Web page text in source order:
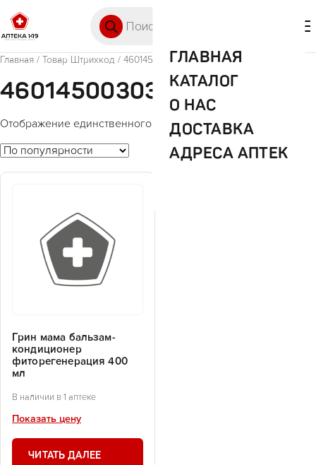
ГЛАВНАЯ
КАТАЛОГ
О НАС
ДОСТАВКА
АДРЕСА АПТЕК
Главная / Товар Штрихкод / 4601450030379
4601450030379
Отображение единственного товара
Грин мама бальзам-
кондиционер
фиторегенерация 400
мл
В наличии в 1 аптеке
Показать цену
ЧИТАТЬ ДАЛЕЕ